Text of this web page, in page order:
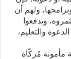
ولهم أن
ويدفعوا
والتعليم،
مأمونة مُزكّاة